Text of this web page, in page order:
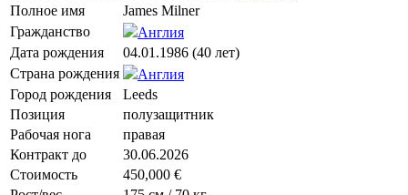
Полное имя
James Milner
Гражданство
Англия
Дата рождения
04.01.1986 (40 лет)
Страна рождения
Англия
Город рождения
Leeds
Позиция
полузащитник
Рабочая нога
правая
Контракт до
30.06.2026
Стоимость
450,000 €